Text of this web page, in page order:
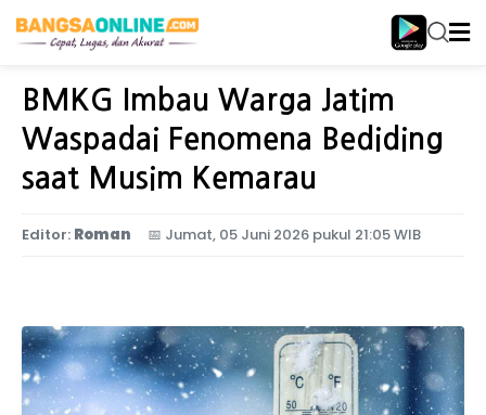
Home Peristiwa
BMKG Imbau Warga Jatim
Waspadai Fenomena Bediding
saat Musim Kemarau
Editor: Roman 📅 Jumat, 05 Juni 2026 pukul 21:05 WIB